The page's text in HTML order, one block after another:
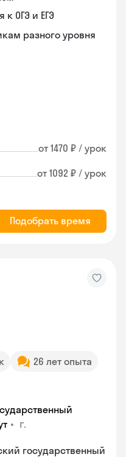
к ОГЭ и ЕГЭ
разного уровня
от 1470 ₽ / урок
от 1092 ₽ / урок
Подобрать время
26 лет опыта
• г.
государственный